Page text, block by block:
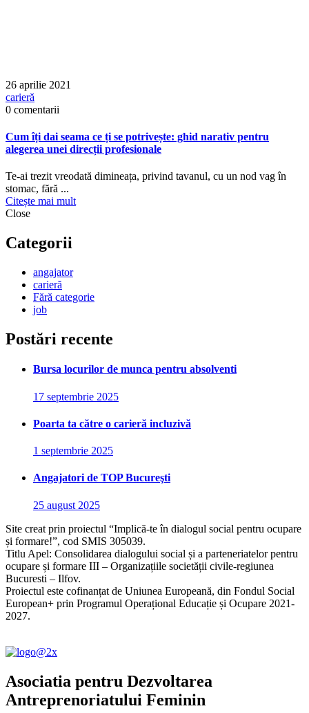
26 aprilie 2021
carieră
0 comentarii
Cum îți dai seama ce ți se potrivește: ghid narativ pentru
alegerea unei direcții profesionale
Te-ai trezit vreodată dimineața, privind tavanul, cu un nod vag în
stomac, fără ...
Citește mai mult
Close
Categorii
angajator
carieră
Fără categorie
job
Postări recente
Bursa locurilor de munca pentru absolventi
17 septembrie 2025
Poarta ta către o carieră incluzivă
1 septembrie 2025
Angajatori de TOP Bucureşti
25 august 2025
Site creat prin proiectul “Implică-te în dialogul social pentru ocupare
și formare!”, cod SMIS 305039.
Titlu Apel: Consolidarea dialogului social și a parteneriatelor pentru
ocupare și formare III – Organizațiile societății civile-regiunea
Bucuresti – Ilfov.
Proiectul este cofinanțat de Uniunea Europeană, din Fondul Social
European+ prin Programul Operațional Educație și Ocupare 2021-
2027.
Asociatia pentru Dezvoltarea
Antreprenoriatului Feminin